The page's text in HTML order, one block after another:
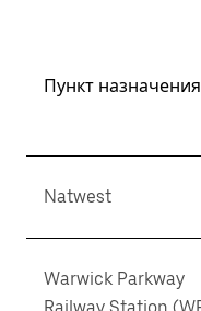
Пункт назначения
Natwest
Warwick Parkway